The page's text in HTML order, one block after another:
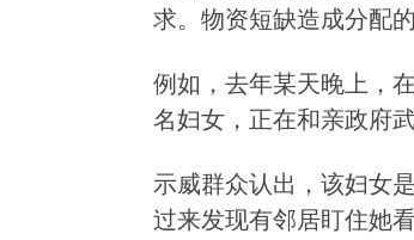
求。物资短缺造成分配的
例如，去年某天晚上，
名妇女，正在和亲政府
示威群众认出，该妇女
过来发现有邻居盯住她